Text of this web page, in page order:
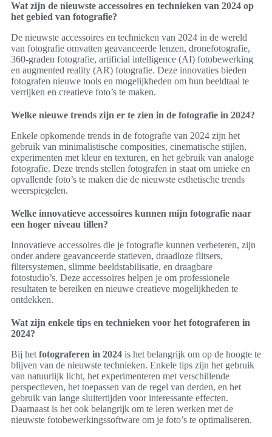
Wat zijn de nieuwste accessoires en technieken van 2024 op
het gebied van fotografie?
De nieuwste accessoires en technieken van 2024 in de wereld
van fotografie omvatten geavanceerde lenzen, dronefotografie,
360-graden fotografie, artificial intelligence (AI) fotobewerking
en augmented reality (AR) fotografie. Deze innovaties bieden
fotografen nieuwe tools en mogelijkheden om hun beeldtaal te
verrijken en creatieve foto’s te maken.
Welke nieuwe trends zijn er te zien in de fotografie in 2024?
Enkele opkomende trends in de fotografie van 2024 zijn het
gebruik van minimalistische composities, cinematische stijlen,
experimenten met kleur en texturen, en het gebruik van analoge
fotografie. Deze trends stellen fotografen in staat om unieke en
opvallende foto’s te maken die de nieuwste esthetische trends
weerspiegelen.
Welke innovatieve accessoires kunnen mijn fotografie naar
een hoger niveau tillen?
Innovatieve accessoires die je fotografie kunnen verbeteren, zijn
onder andere geavanceerde statieven, draadloze flitsers,
filtersystemen, slimme beeldstabilisatie, en draagbare
fotostudio’s. Deze accessoires helpen je om professionele
resultaten te bereiken en nieuwe creatieve mogelijkheden te
ontdekken.
Wat zijn enkele tips en technieken voor het fotograferen in
2024?
Bij het fotograferen in 2024 is het belangrijk om op de hoogte te
blijven van de nieuwste technieken. Enkele tips zijn het gebruik
van natuurlijk licht, het experimenteren met verschillende
perspectieven, het toepassen van de regel van derden, en het
gebruik van lange sluitertijden voor interessante effecten.
Daarnaast is het ook belangrijk om te leren werken met de
nieuwste fotobewerkingssoftware om je foto’s te optimaliseren.